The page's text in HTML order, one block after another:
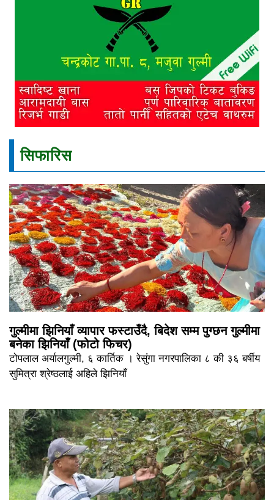
सिफारिस
गुल्मीमा झिनियाँ व्यापार फस्टाउँदै, बिदेश सम्म पुग्छन गुल्मीमा
बनेका झिनियाँ (फोटो फिचर)
टोपलाल अर्यालगुल्मी, ६ कार्तिक । रेसुंगा नगरपालिका ८ की ३६ बर्षीय
सुमित्रा श्रेष्ठलाई अहिले झिनियाँ